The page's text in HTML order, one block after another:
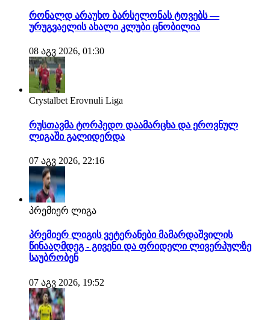
რონალდ არაუხო ბარსელონას ტოვებს —
ურუგვაელის ახალი კლუბი ცნობილია
08 აგვ 2026, 01:30
Crystalbet Erovnuli Liga
რუსთავმა ტორპედო დაამარცხა და ეროვნულ
ლიგაში გალიდერდა
07 აგვ 2026, 22:16
პრემიერ ლიგა
პრემიერ ლიგის ვეტერანები მამარდაშვილის
წინააღმდეგ - გივენი და ფრიდელი ლივერპულზე
საუბრობენ
07 აგვ 2026, 19:52